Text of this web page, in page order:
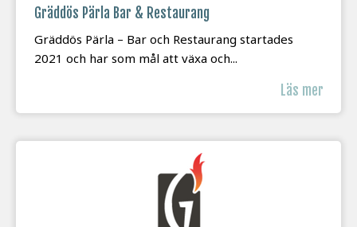
Gräddös Pärla Bar & Restaurang
Gräddös Pärla – Bar och Restaurang startades
2021 och har som mål att växa och...
Läs mer